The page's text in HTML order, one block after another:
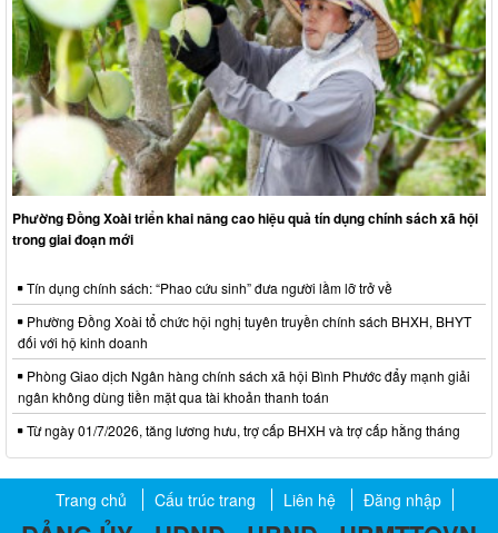
Phường Đồng Xoài triển khai nâng cao hiệu quả tín dụng chính sách xã hội
trong giai đoạn mới
Tín dụng chính sách: “Phao cứu sinh” đưa người lầm lỡ trở về
Phường Đồng Xoài tổ chức hội nghị tuyên truyền chính sách BHXH, BHYT
đối với hộ kinh doanh
Phòng Giao dịch Ngân hàng chính sách xã hội Bình Phước đẩy mạnh giải
ngân không dùng tiền mặt qua tài khoản thanh toán
Từ ngày 01/7/2026, tăng lương hưu, trợ cấp BHXH và trợ cấp hằng tháng
Trang chủ Cấu trúc trang Liên hệ Đăng nhập